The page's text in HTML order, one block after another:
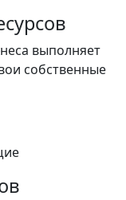
выполняет
собственные